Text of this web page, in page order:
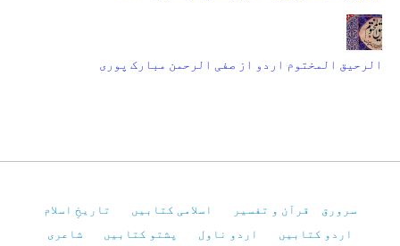
الرحیق المختوم اردو از صفی الرحمن مبارک پوری
سرورق قرآن و تفسیر اسلامی کتابیں
تاریخِ اسلام
اردو کتابیں
اردو ناول پشتو کتابیں شاعری